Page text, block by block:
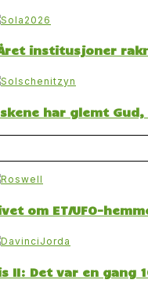
institusjoner
har glemt
om ET/UFO-
II: Det var en gang